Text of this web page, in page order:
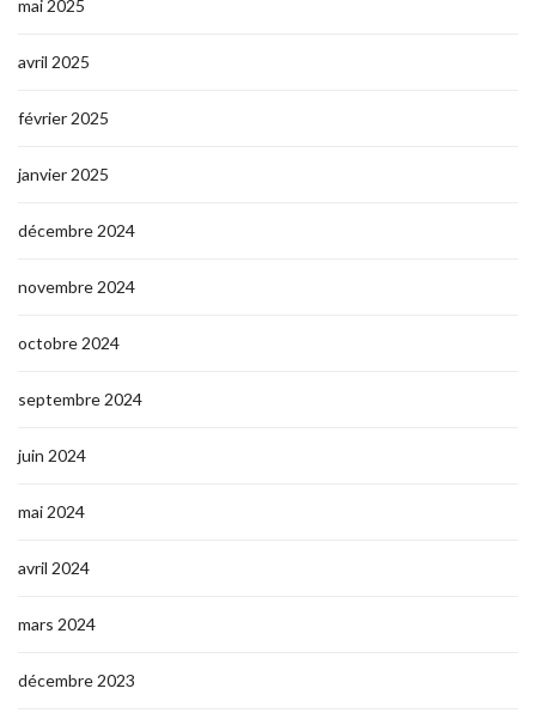
mai 2025
avril 2025
février 2025
janvier 2025
décembre 2024
novembre 2024
octobre 2024
septembre 2024
juin 2024
mai 2024
avril 2024
mars 2024
décembre 2023